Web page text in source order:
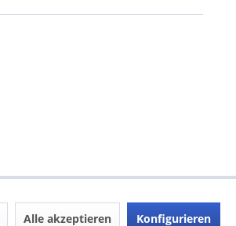
Alle akzeptieren Konfigurieren